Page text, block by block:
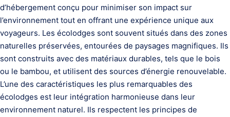
d’hébergement conçu pour minimiser son impact sur
l’environnement tout en offrant une expérience unique aux
voyageurs. Les écolodges sont souvent situés dans des zones
naturelles préservées, entourées de paysages magnifiques. Ils
sont construits avec des matériaux durables, tels que le bois
ou le bambou, et utilisent des sources d’énergie renouvelable.
L’une des caractéristiques les plus remarquables des
écolodges est leur intégration harmonieuse dans leur
environnement naturel. Ils respectent les principes de